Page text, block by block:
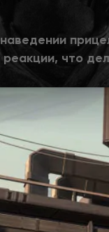
реакции, что